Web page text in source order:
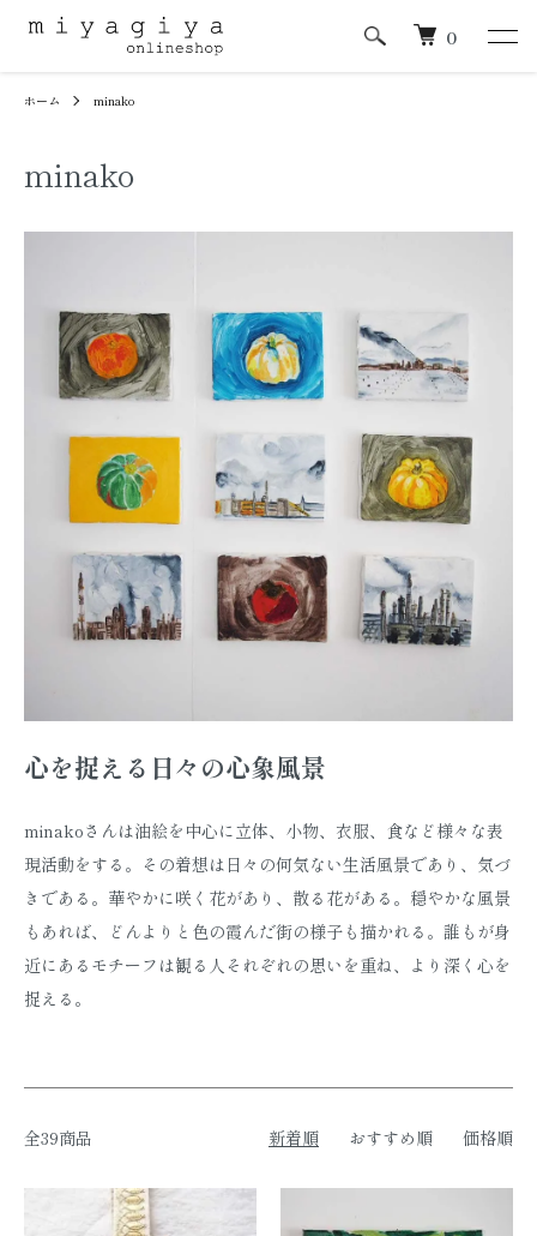
0
ホーム minako
minako
心を捉える日々の心象風景
minakoさんは油絵を中心に立体、小物、衣服、食など様々な表
現活動をする。その着想は日々の何気ない生活風景であり、気づ
きである。華やかに咲く花があり、散る花がある。穏やかな風景
もあれば、どんよりと色の霞んだ街の様子も描かれる。誰もが身
近にあるモチーフは観る人それぞれの思いを重ね、より深く心を
捉える。
全39商品 新着順 おすすめ順 価格順